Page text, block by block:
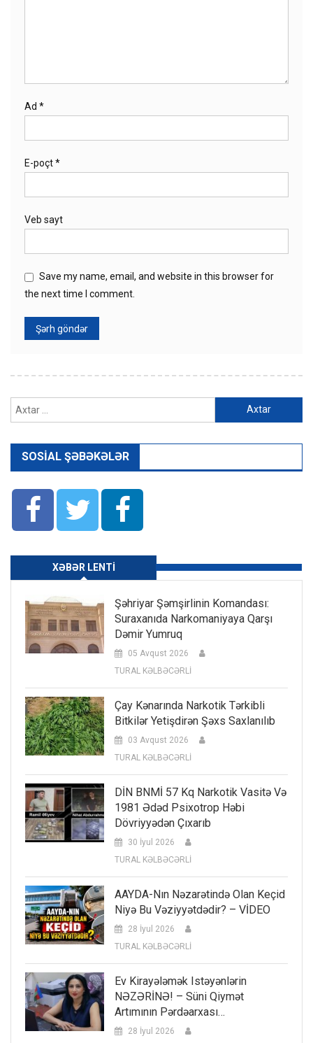
Ad *
E-poçt*
Veb sayt
Save my name, email, and website in this browser for
the next time I comment.
SOSIAL ŞƏBƏKƏLƏR
XƏBƏR LENTI
Şəhriyar Şəmşirlinin Komandası:
Suraxanıda Narkomaniyaya Qarşı
Dəmir Yumruq
05 Avqust 2026
TURAL KƏLBƏCƏRLİ
Çay Kənarında Narkotik Tərkibli
Bitkilər Yetişdirən Şəxs Saxlanılıb
03 Avqust 2026
TURAL KƏLBƏCƏRLİ
DİN BNMİ 57 Kq Narkotik Vasitə Və
1981 Ədəd Psixotrop Həbi
Dövriyyədən Çıxarıb
30 İyul 2026
TURAL KƏLBƏCƏRLİ
AAYDA-Nın Nəzarətində Olan Keçid
Niyə Bu Vəziyyətdədir? – VİDEO
28 İyul 2026
TURAL KƏLBƏCƏRLİ
Ev Kirayələmək Istəyənlərin
NƏZƏRİNƏ! – Süni Qiymət
Artımının Pərdəarxası…
28 İyul 2026